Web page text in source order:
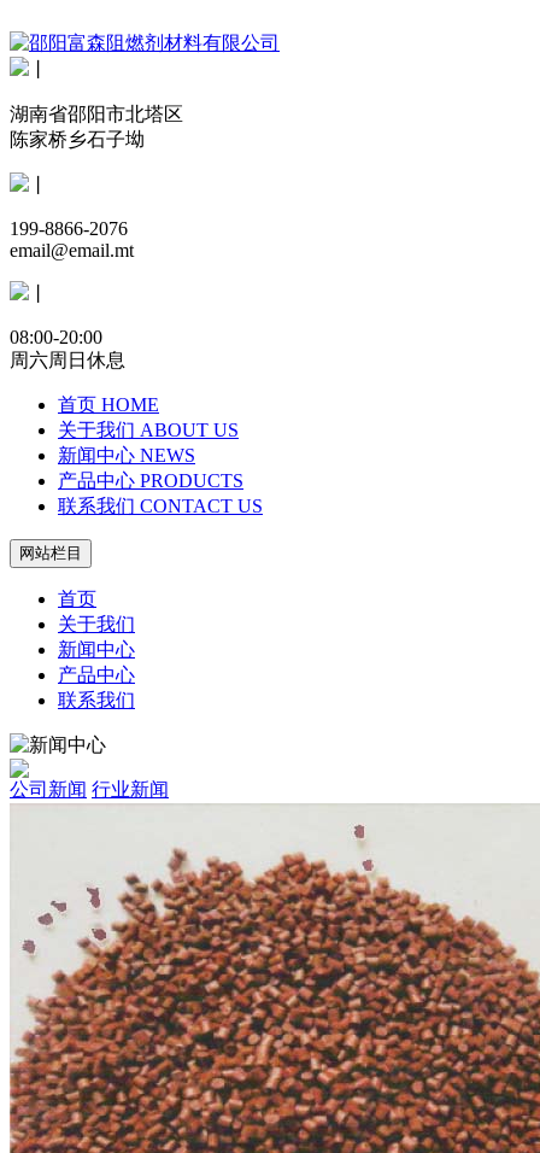
湖南省邵阳市北塔区
陈家桥乡石子坳
199-8866-2076
email@email.mt
08:00-20:00
周六周日休息
首页 HOME
关于我们 ABOUT US
新闻中心 NEWS
产品中心 PRODUCTS
联系我们 CONTACT US
网站栏目
首页
关于我们
新闻中心
产品中心
联系我们
公司新闻 行业新闻